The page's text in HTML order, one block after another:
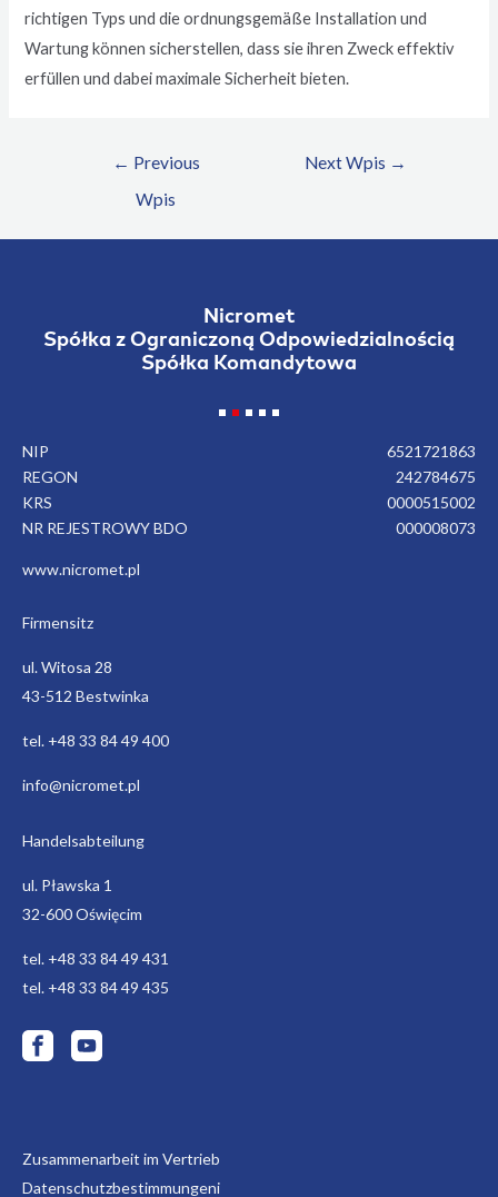
richtigen Typs und die ordnungsgemäße Installation und
Wartung können sicherstellen, dass sie ihren Zweck effektiv
erfüllen und dabei maximale Sicherheit bieten.
Nawigacja
← Previous
Wpis
Next Wpis →
Nicromet
Spółka z Ograniczoną Odpowiedzialnością
Spółka Komandytowa
NIP
6521721863
REGON
242784675
KRS
0000515002
NR REJESTROWY BDO
000008073
www.nicromet.pl
Firmensitz
ul. Witosa 28
43-512 Bestwinka
tel. +48 33 84 49 400
info@nicromet.pl
Handelsabteilung
ul. Pławska 1
32-600 Oświęcim
tel. +48 33 84 49 431
tel. +48 33 84 49 435
Zusammenarbeit im Vertrieb
Datenschutzbestimmungeni